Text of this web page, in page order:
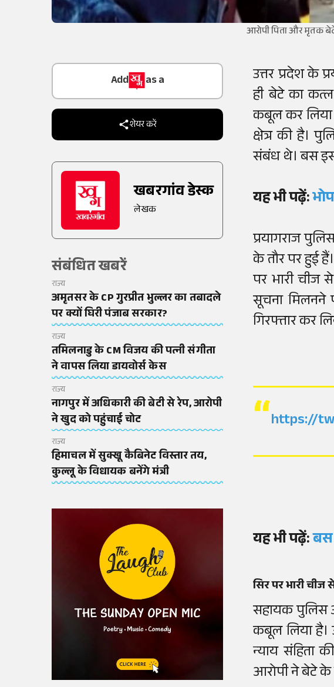
आरोपी पिता और मृतक
Trusted Source on
शेयर करें
खबरगांव डेस्क
लेखक
संबंधित खबरें
राज्य
अमृतसर के CP गुरप्रीत भुल्लर का तबादले
पर क्यों घिरी पंजाब सरकार?
राज्य
तमिलनाडु के CM विजय की पत्नी संगीता
ने वापस लिया डायवोर्स केस
राज्य
नागपुर में अधिकारी की बेटी से रेप, आरोपी
ने खुद को पहुंचाई चोट
राज्य
हिमाचल में सुक्खू कैबिनेट विस्तार तय,
कुल्लू के विधायक बनेंगे मंत्री
उत्तर प्रदेश के
ही बेटे का
कबूल कर लिया
क्षेत्र की है।
संबंध थे। बस
यह भी पढ़ें:
प्रयागराज
के तौर पर हुई
पर भारी चीज
सूचना मिलनने
गिरफ्तार कर
https://
यह भी पढ़ें:बस
सिर पर भारी
सहायक पुलिस
कबूल लिया
न्याय संहिता
आरोपी ने बेटे के